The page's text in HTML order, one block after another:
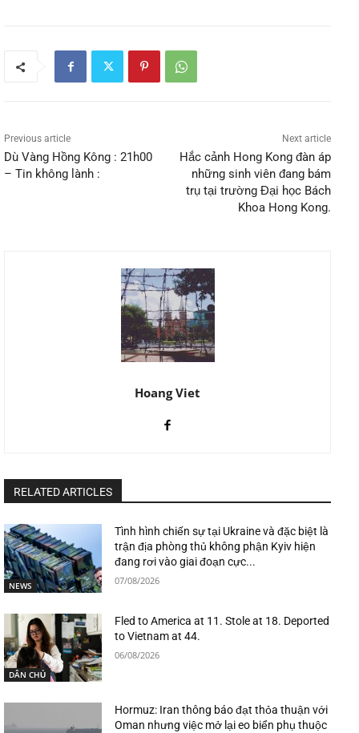
Previous article
Dù Vàng Hồng Kông : 21h00
– Tin không lành :
Next article
Hắc cảnh Hong Kong đàn áp
những sinh viên đang bám
trụ tại trường Đại học Bách
Khoa Hong Kong.
Hoang Viet
RELATED ARTICLES
NEWS
Tình hình chiến sự tại Ukraine và đặc biệt là
trận địa phòng thủ không phận Kyiv hiện
đang rơi vào giai đoạn cực...
07/08/2026
DÂN CHỦ
Fled to America at 11. Stole at 18. Deported
to Vietnam at 44.
06/08/2026
Hormuz: Iran thông báo đạt thỏa thuận với
Oman nhưng việc mở lại eo biển phụ thuộc